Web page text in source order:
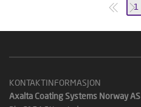
1
KONTAKTINFORMASJON
Axalta Coating Systems Norway AS